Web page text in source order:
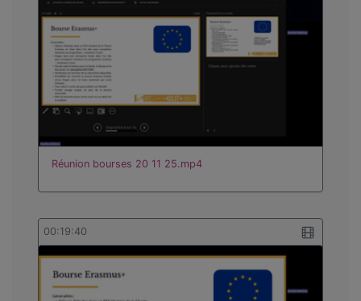
Réunion bourses 20 11 25.mp4
00:19:40